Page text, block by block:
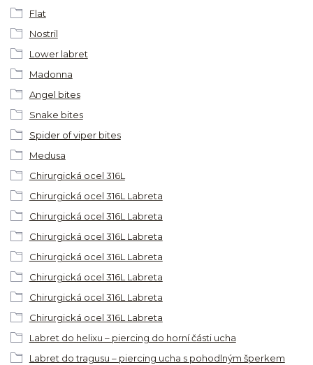
Flat
Nostril
Lower labret
Madonna
Angel bites
Snake bites
Spider of viper bites
Medusa
Chirurgická ocel 316L
Chirurgická ocel 316L Labreta
Chirurgická ocel 316L Labreta
Chirurgická ocel 316L Labreta
Chirurgická ocel 316L Labreta
Chirurgická ocel 316L Labreta
Chirurgická ocel 316L Labreta
Chirurgická ocel 316L Labreta
Labret do helixu – piercing do horní části ucha
Labret do tragusu – piercing ucha s pohodlným šperkem